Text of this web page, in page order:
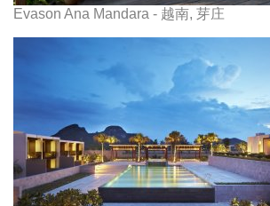
Evason Ana Mandara - 越南, 芽庄